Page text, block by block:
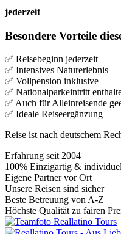
jederzeit
Besondere Vorteile
✅ Reisebeginn jederzeit
✅ Intensives Naturerlebnis
✅ Vollpension inklusive
✅ Nationalparkeintritt
✅ Auch für Alleinreisende
✅ Ideale Reiseergänzung
Reise ist nach deutschem
Erfahrung seit 2004
100% Einzigartig &
Eigene Partner vor Ort
Unsere Reisen sind sicher
Beste Betreuung von A-Z
Höchste Qualität zu fairen